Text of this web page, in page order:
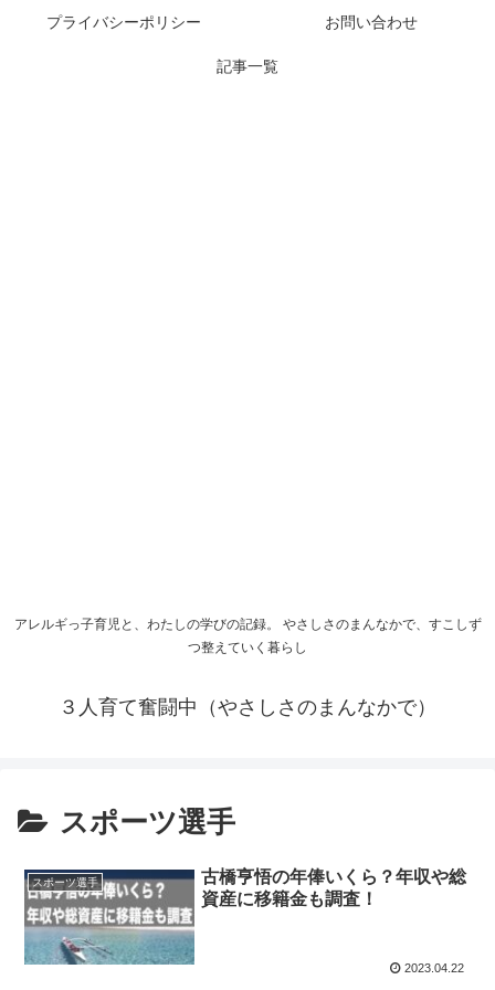
アレルギっ子育児と、わたしの学びの記録。 やさしさのまんなかで、すこしず
つ整えていく暮らし
３人育て奮闘中（やさしさのまんなかで）
プライバシーポリシー お問い合わせ
記事一覧
スポーツ選手
スポーツ選手
古橋亨悟の年俸いくら？年収や総
資産に移籍金も調査！
2023.04.22